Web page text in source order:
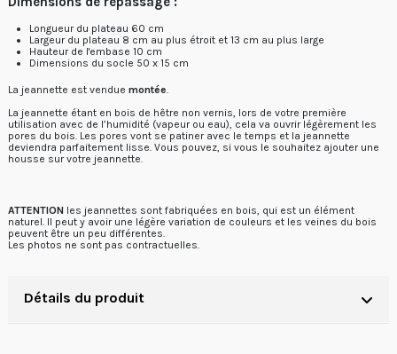
Longueur du plateau 60 cm
Largeur du plateau 8 cm au plus étroit et 13 cm au plus large
Hauteur de l'embase 10 cm
Dimensions du socle 50 x 15 cm
La jeannette est vendue montée.
La jeannette étant en bois de hêtre non vernis, lors de votre première
utilisation avec de l’humidité (vapeur ou eau), cela va ouvrir légèrement les
pores du bois. Les pores vont se patiner avec le temps et la jeannette
deviendra parfaitement lisse. Vous pouvez, si vous le souhaitez ajouter une
housse sur votre jeannette.
ATTENTION les jeannettes sont fabriquées en bois, qui est un élément
naturel. Il peut y avoir une légère variation de couleurs et les veines du bois
peuvent être un peu différentes.
Les photos ne sont pas contractuelles.
Détails du produit